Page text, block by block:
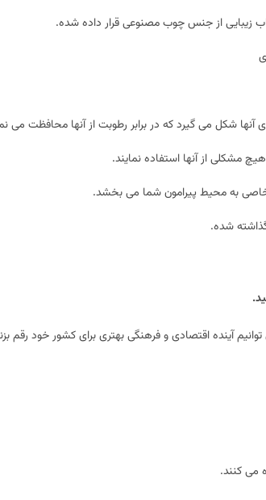
زیبایی از جنس چوب مصنوعی قرار داده شده.
شکل می گیرد که در برابر رطوبت از آنها محافظت می
مشکلی از آنها استفاده نمایند.
خاصی به محیط پیرامون شما می بخشد.
شده.
آینده اقتصادی و فرهنگی بهتری برای کشور خود رقم
می کنند.